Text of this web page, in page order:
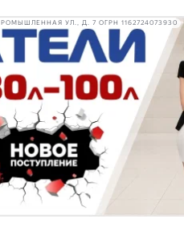
УЛ., Д. 7 ОГРН 1162724073930